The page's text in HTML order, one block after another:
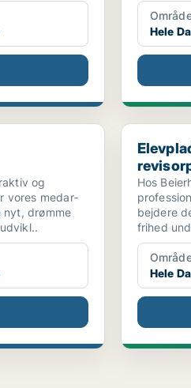
Hele
til hel...
og
vores medar­
drømme
Elevplads:
Hos
bejdere
frihed
Hele